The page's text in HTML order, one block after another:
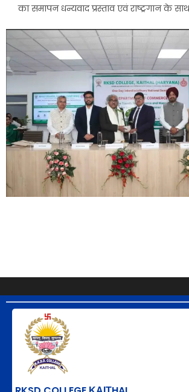
का समापन धन्यवाद प्रस्ताव एवं राष्ट्रगान के